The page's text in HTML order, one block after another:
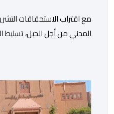
المدني من أجل الجبل،
ادراج 10 التزامات ضمن
تعاقد سياسي مع المناطق
الانتخابية إلى التزامات عملية